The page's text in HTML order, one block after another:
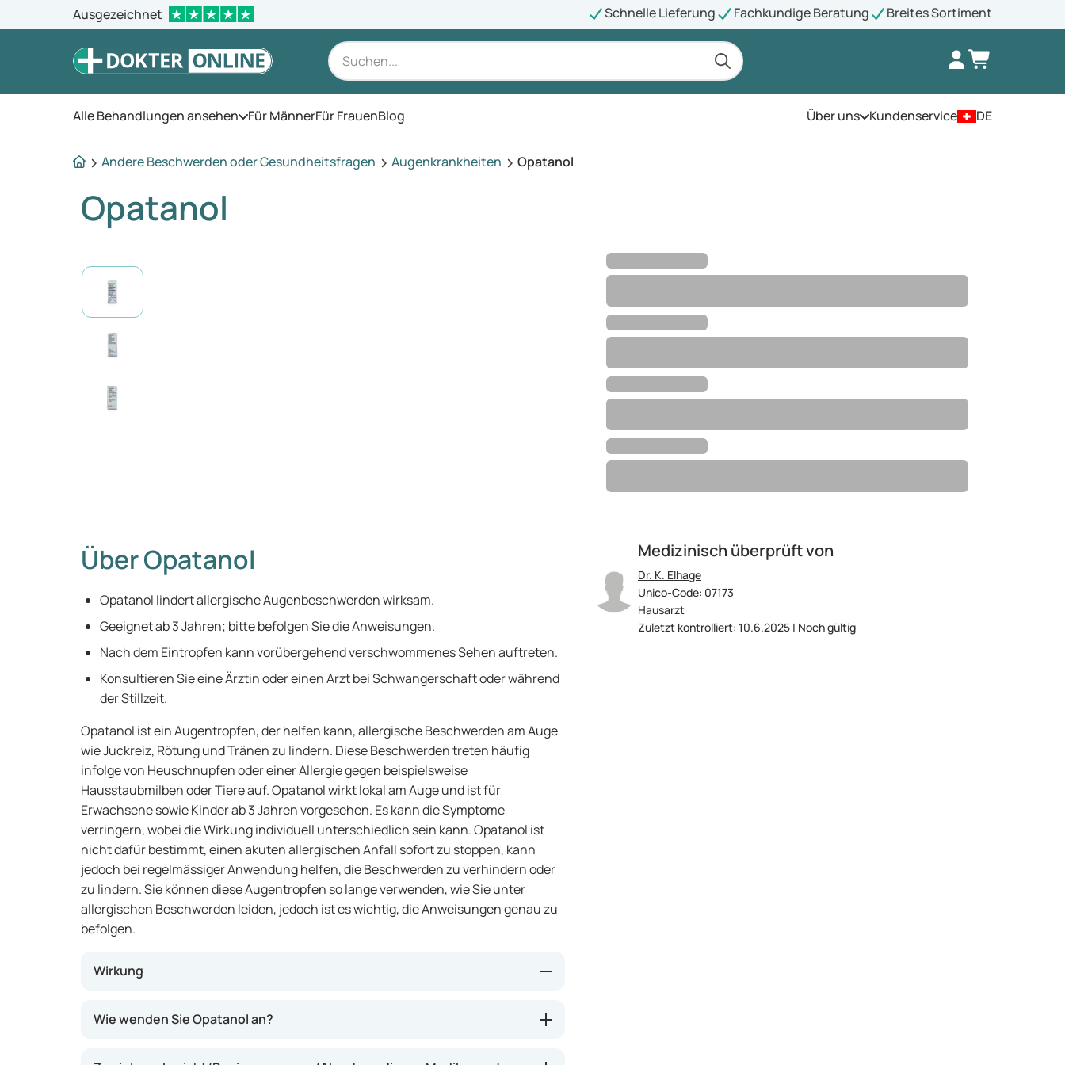
Ausgezeichnet Schnelle Lieferung Fachkundige Beratung Breites Sortiment
Alle Behandlungen ansehen Öffnen Sie das Menü
Für MännerFür FrauenBlog Über unsÖffnen Sie das Menü
Kundenservice DE
Andere Beschwerden oder Gesundheitsfragen Augenkrankheiten Opatanol
Opatanol
Medizinisch überprüft von
Dr. K. Elhage
Unico-Code: 07173
Hausarzt
Zuletzt kontrolliert: 10.6.2025 | Noch gültig
Über Opatanol
Opatanol lindert allergische Augenbeschwerden wirksam.
Geeignet ab 3 Jahren; bitte befolgen Sie die Anweisungen.
Nach dem Eintropfen kann vorübergehend verschwommenes Sehen auftreten.
Konsultieren Sie eine Ärztin oder einen Arzt bei Schwangerschaft oder während
der Stillzeit.
Opatanol ist ein Augentropfen, der helfen kann, allergische Beschwerden am Auge
wie Juckreiz, Rötung und Tränen zu lindern. Diese Beschwerden treten häufig
infolge von Heuschnupfen oder einer Allergie gegen beispielsweise
Hausstaubmilben oder Tiere auf. Opatanol wirkt lokal am Auge und ist für
Erwachsene sowie Kinder ab 3 Jahren vorgesehen. Es kann die Symptome
verringern, wobei die Wirkung individuell unterschiedlich sein kann. Opatanol ist
nicht dafür bestimmt, einen akuten allergischen Anfall sofort zu stoppen, kann
jedoch bei regelmässiger Anwendung helfen, die Beschwerden zu verhindern oder
zu lindern. Sie können diese Augentropfen so lange verwenden, wie Sie unter
allergischen Beschwerden leiden, jedoch ist es wichtig, die Anweisungen genau zu
befolgen.
Wirkung
Reaktion am Auge hemmen, wodurch Beschwerden wie Juckreiz, Rötung und
Wie wenden Sie Opatanol an?